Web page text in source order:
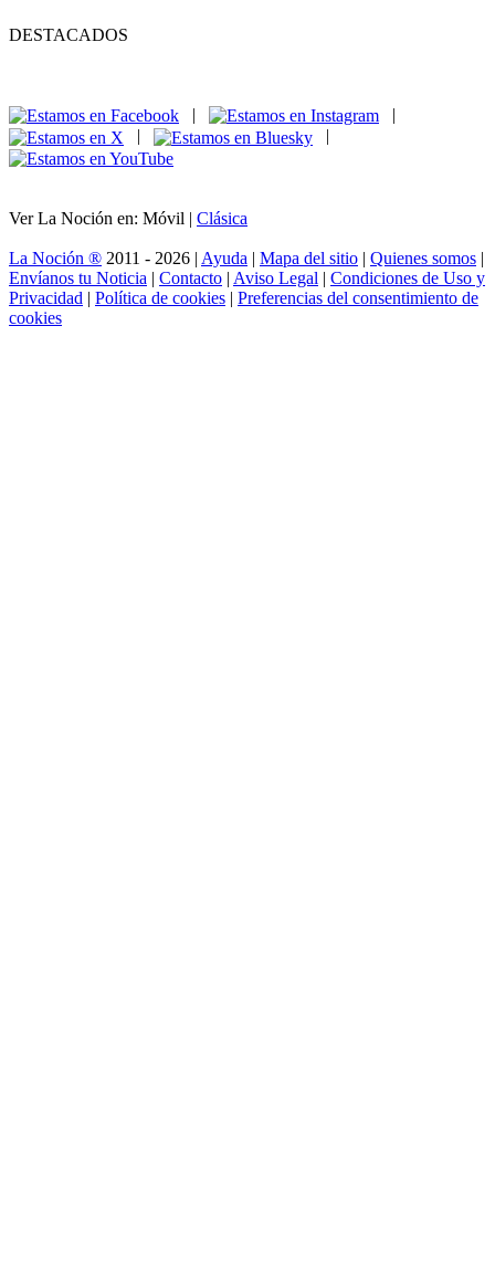
DESTACADOS
|
|
|
|
Ver La Noción en: Móvil | Clásica
La Noción ® 2011 - 2026 | Ayuda | Mapa del sitio | Quienes somos |
Envíanos tu Noticia | Contacto | Aviso Legal | Condiciones de Uso y
Privacidad | Política de cookies | Preferencias del consentimiento de
cookies